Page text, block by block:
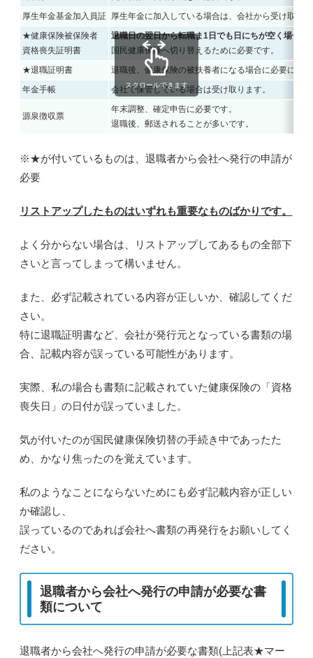
厚生年金基金加入員証 厚生年金に加入している場合は、会社から受け取り
★健康保険被保険者
資格喪失証明書
退職日の翌日から転職ま1日でも日にちが空く場合
国民健康保険へ切り替えるために必要です。
★退職証明書
退職後、健康保険の被扶養者になる場合に必要にな
年金手帳
会社で保管している場合は受け取ります。
源泉徴収票
年末調整、確定申告に必要です。
退職後、郵送されることが多いです。
スクロールできます
※★が付いているものは、退職者から会社へ発行の申請が
必要
リストアップしたものはいずれも重要なものばかりです。
よく分からない場合は、リストアップしてあるもの全部下
さいと言ってしまって構いません。
また、必ず記載されている内容が正しいか、確認してくだ
さい。
特に退職証明書など、会社が発行元となっている書類の場
合、記載内容が誤っている可能性があります。
実際、私の場合も書類に記載されていた健康保険の「資格
喪失日」の日付が誤っていました。
気が付いたのが国民健康保険切替の手続き中であったた
め、かなり焦ったのを覚えています。
私のようなことにならないためにも必ず記載内容が正しい
か確認し、
誤っているのであれば会社へ書類の再発行をお願いしてく
ださい。
退職者から会社へ発行の申請が必要な書
類について
退職者から会社へ発行の申請が必要な書類(上記表★マー